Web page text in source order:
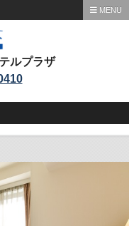
MENU
ルプラザ